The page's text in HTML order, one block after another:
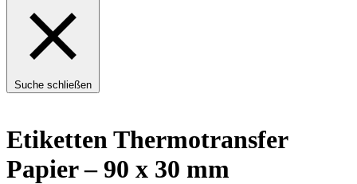
Suche schließen
Etiketten Thermotransfer
Papier – 90 x 30 mm